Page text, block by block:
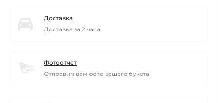
Доставка
Доставка за 2 часа
Фотоотчет
Отправим вам фото вашего букета